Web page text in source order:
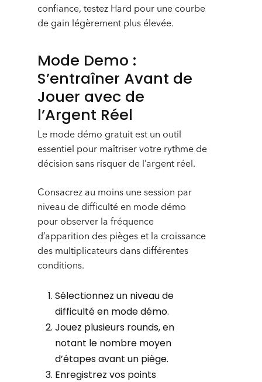
confiance, testez Hard pour une courbe
de gain légèrement plus élevée.
Mode Demo :
S’entraîner Avant de
Jouer avec de
l’Argent Réel
Le mode démo gratuit est un outil
essentiel pour maîtriser votre rythme de
décision sans risquer de l’argent réel.
Consacrez au moins une session par
niveau de difficulté en mode démo
pour observer la fréquence
d’apparition des pièges et la croissance
des multiplicateurs dans différentes
conditions.
Sélectionnez un niveau de
difficulté en mode démo.
Jouez plusieurs rounds, en
notant le nombre moyen
d’étapes avant un piège.
Enregistrez vos points